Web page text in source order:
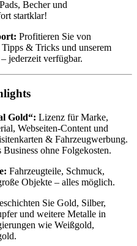
Becher und
startklar!
Profitieren Sie von
& Tricks und unserem
jederzeit verfügbar.
Gold“: Lizenz für Marke,
Webseiten-Content und
& Fahrzeugwerbung.
Business ohne Folgekosten.
Fahrzeugteile, Schmuck,
Objekte – alles möglich.
Sie Gold, Silber,
und weitere Metalle in
wie Weißgold,